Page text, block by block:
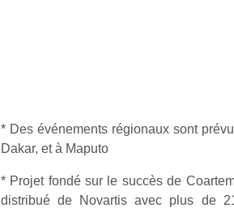
* Des événements régionaux sont
Dakar, et à Maputo
* Projet fondé sur le succès de
distribué de Novartis avec plus de